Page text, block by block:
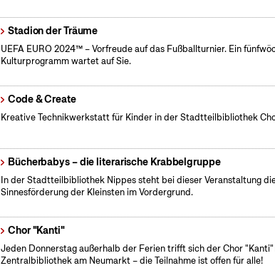
Stadion der Träume
UEFA EURO 2024™ – Vorfreude auf das Fußballturnier. Ein
Kulturprogramm wartet auf Sie.
Code & Create
Kreative Technikwerkstatt für Kinder in der Stadtteilbibliothek
Bücherbabys – die literarische Krabbelgruppe
In der Stadtteilbibliothek Nippes steht bei dieser Veranstaltung
Sinnesförderung der Kleinsten im Vordergrund.
Chor "Kanti"
Jeden Donnerstag außerhalb der Ferien trifft sich der Chor
Zentralbibliothek am Neumarkt – die Teilnahme ist offen für alle!